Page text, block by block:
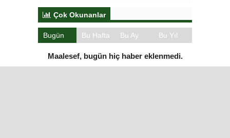
Çok Okunanlar
Bugün Bu Hafta Bu Ay Bu Yıl
Maalesef, bugün hiç haber eklenmedi.